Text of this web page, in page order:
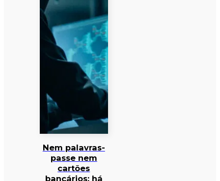
Nem palavras-
passe nem
cartões
bancários: há